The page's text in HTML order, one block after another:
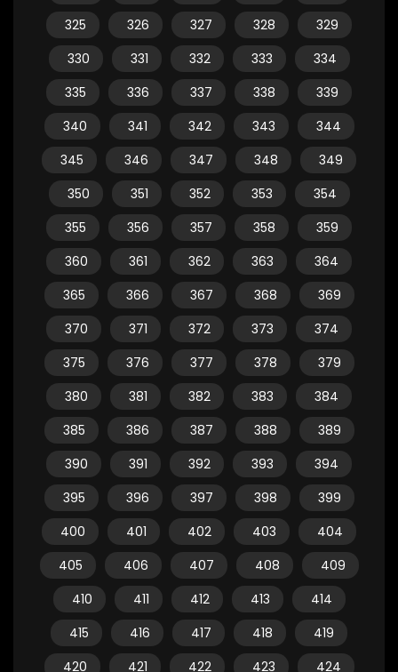
325
326 327 328
329
330
331 332 333
334
335
336 337 338
339
340
341 342 343
344
345
346 347 348
349
350
351 352 353
354
355
356 357 358
359
360
361 362 363
364
365
366 367 368
369
370
371 372 373
374
375
376 377 378
379
380
381 382 383
384
385
386 387 388
389
390
391 392 393
394
395
396 397 398
399
400
401 402 403
404
405
406 407 408
409
410
411 412 413
414
415
416 417 418
419
420
421 422 423 424